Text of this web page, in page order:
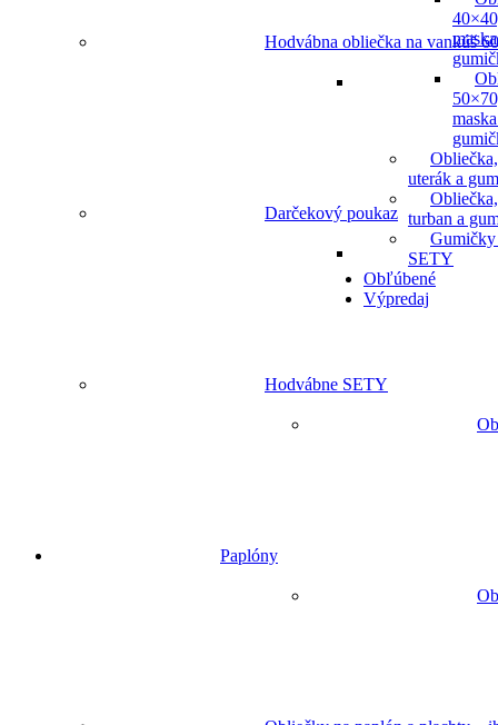
Obliečka,
uterák a
Obliečka,
turban a
SETY
Obľúbené
Výpredaj
Hodvábna obliečka na vankúš
Darčekový poukaz
Hodvábne SETY
Paplóny